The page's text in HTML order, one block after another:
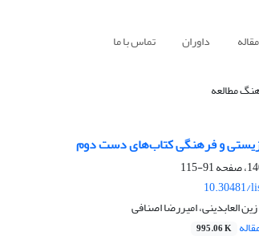
داوران تماس با ما
مطالعه
زیستی و فرهنگی کتاب‌های دست دوم
91-115
10.30481/
العابدینی، امیررضا اصنافی
995.06 K